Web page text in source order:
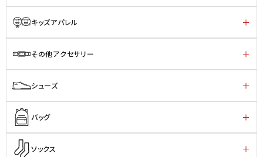
キッズアパレル
その他アクセサリー
シューズ
バッグ
ソックス